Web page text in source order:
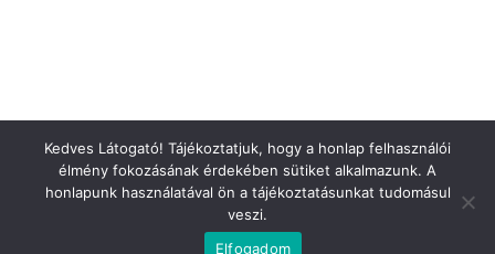
Weboldalt készítette:
Kedves Látogató! Tájékoztatjuk, hogy a honlap felhasználói
élmény fokozásának érdekében sütiket alkalmazunk. A
honlapunk használatával ön a tájékoztatásunkat tudomásul
veszi.
Elfogadom